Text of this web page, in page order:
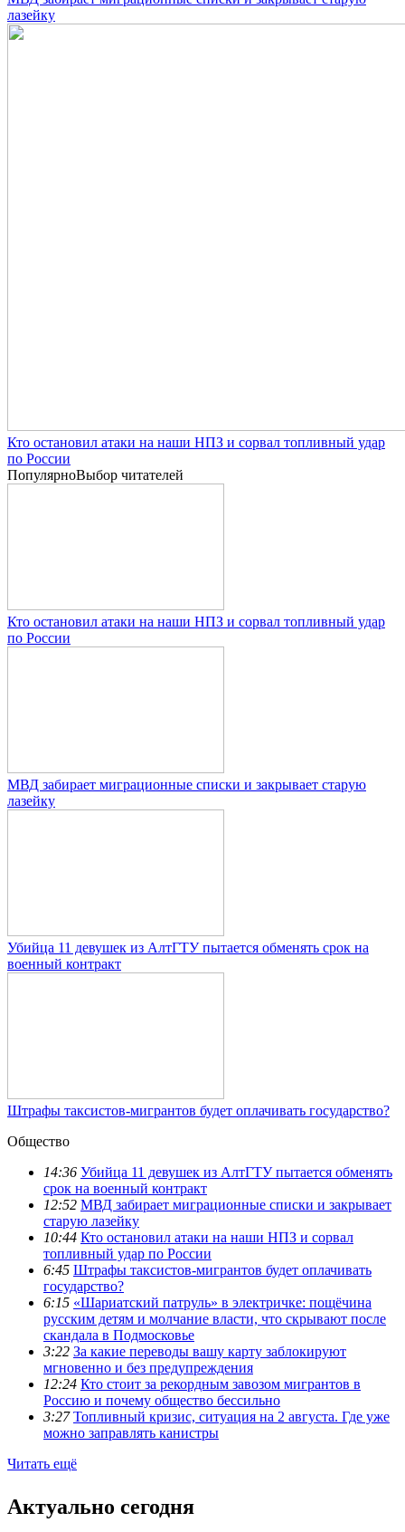
лазейку
Кто остановил атаки на наши НПЗ и сорвал топливный удар
по России
ПопулярноВыбор читателей
Кто остановил атаки на наши НПЗ и сорвал топливный удар
по России
МВД забирает миграционные списки и закрывает старую
лазейку
Убийца 11 девушек из АлтГТУ пытается обменять срок на
военный контракт
Штрафы таксистов-мигрантов будет оплачивать государство?
Общество
14:36 Убийца 11 девушек из АлтГТУ пытается обменять
срок на военный контракт
12:52 МВД забирает миграционные списки и закрывает
старую лазейку
10:44 Кто остановил атаки на наши НПЗ и сорвал
топливный удар по России
6:45 Штрафы таксистов-мигрантов будет оплачивать
государство?
6:15 «Шариатский патруль» в электричке: пощёчина
русским детям и молчание власти, что скрывают после
скандала в Подмосковье
3:22 За какие переводы вашу карту заблокируют
мгновенно и без предупреждения
12:24 Кто стоит за рекордным завозом мигрантов в
Россию и почему общество бессильно
3:27 Топливный кризис, ситуация на 2 августа. Где уже
можно заправлять канистры
Читать ещё
Актуально сегодня